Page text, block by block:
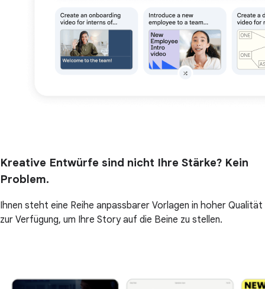
Kreative Entwürfe sind nicht Ihre Stärke? Kein
Problem.
Ihnen steht eine Reihe anpassbarer Vorlagen in hoher Qualität
zur Verfügung, um Ihre Story auf die Beine zu stellen.